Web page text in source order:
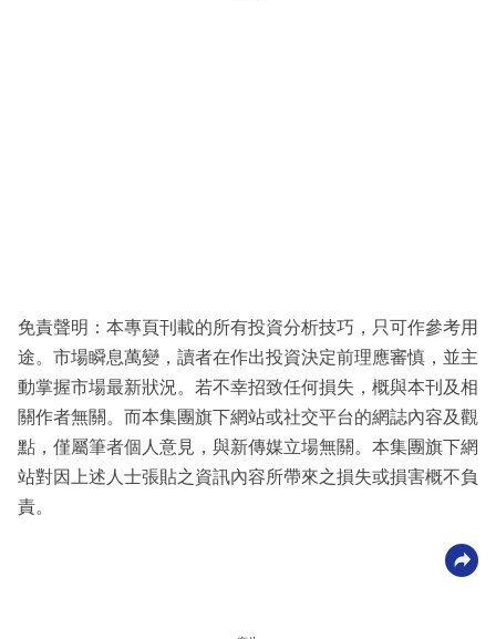
免責聲明：本專頁刊載的所有投資分析技巧，只可作參考用
途。市場瞬息萬變，讀者在作出投資決定前理應審慎，並主
動掌握市場最新狀況。若不幸招致任何損失，概與本刊及相
關作者無關。而本集團旗下網站或社交平台的網誌內容及觀
點，僅屬筆者個人意見，與新傳媒立場無關。本集團旗下網
站對因上述人士張貼之資訊內容所帶來之損失或損害概不負
責。